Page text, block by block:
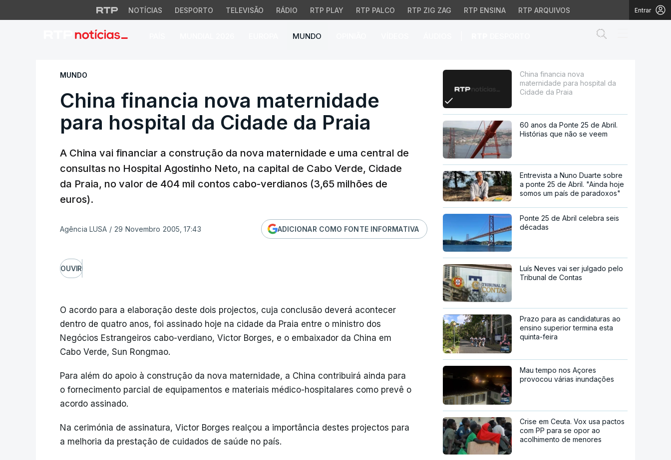
NOTÍCIAS DESPORTO TELEVISÃO RÁDIO RTP PLAY RTP PALCO RTP ZIG ZAG RTP ENSINA RTP ARQUIVOS Entrar
MUNDO
China financia nova maternidade para hospital da Cidade da Praia
MUNDO
China financia nova maternidade
para hospital da Cidade da Praia
A China vai financiar a construção da nova maternidade e uma central de
consultas no Hospital Agostinho Neto, na capital de Cabo Verde, Cidade
da Praia, no valor de 404 mil contos cabo-verdianos (3,65 milhões de
euros).
Agência LUSA / 29 Novembro 2005, 17:43 ADICIONAR COMO FONTE INFORMATIVA
OUVIR
O acordo para a elaboração deste dois projectos, cuja conclusão deverá acontecer
dentro de quatro anos, foi assinado hoje na cidade da Praia entre o ministro dos
Negócios Estrangeiros cabo-verdiano, Victor Borges, e o embaixador da China em
Cabo Verde, Sun Rongmao.
Para além do apoio à construção da nova maternidade, a China contribuirá ainda para
o fornecimento parcial de equipamentos e materiais médico-hospitalares como prevê o
acordo assinado.
Na cerimónia de assinatura, Victor Borges realçou a importância destes projectos para
a melhoria da prestação de cuidados de saúde no país.
China financia nova
maternidade para hospital da
Cidade da Praia
60 anos da Ponte 25 de Abril.
Histórias que não se veem
Entrevista a Nuno Duarte sobre
a ponte 25 de Abril. "Ainda hoje
somos um país de paradoxos"
Ponte 25 de Abril celebra seis
décadas
Luís Neves vai ser julgado pelo
Tribunal de Contas
Prazo para as candidaturas ao
ensino superior termina esta
quinta-feira
Mau tempo nos Açores
provocou várias inundações
Crise em Ceuta. Vox usa pactos
com PP para se opor ao
acolhimento de menores